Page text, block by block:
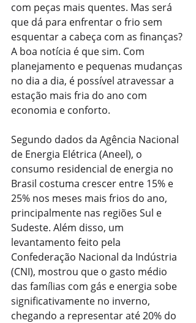
com peças mais quentes. Mas será
que dá para enfrentar o frio sem
esquentar a cabeça com as finanças?
A boa notícia é que sim. Com
planejamento e pequenas mudanças
no dia a dia, é possível atravessar a
estação mais fria do ano com
economia e conforto.
Segundo dados da Agência Nacional
de Energia Elétrica (Aneel), o
consumo residencial de energia no
Brasil costuma crescer entre 15% e
25% nos meses mais frios do ano,
principalmente nas regiões Sul e
Sudeste. Além disso, um
levantamento feito pela
Confederação Nacional da Indústria
(CNI), mostrou que o gasto médio
das famílias com gás e energia sobe
significativamente no inverno,
chegando a representar até 20% do